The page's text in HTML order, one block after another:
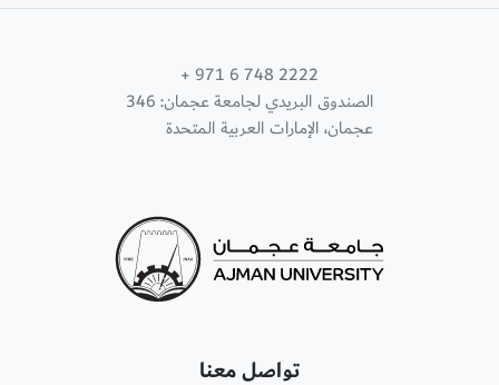
+ 971 6 748 2222
الصندوق البريدي لجامعة عجمان: 346
عجمان، الإمارات العربية المتحدة
تواصل معنا